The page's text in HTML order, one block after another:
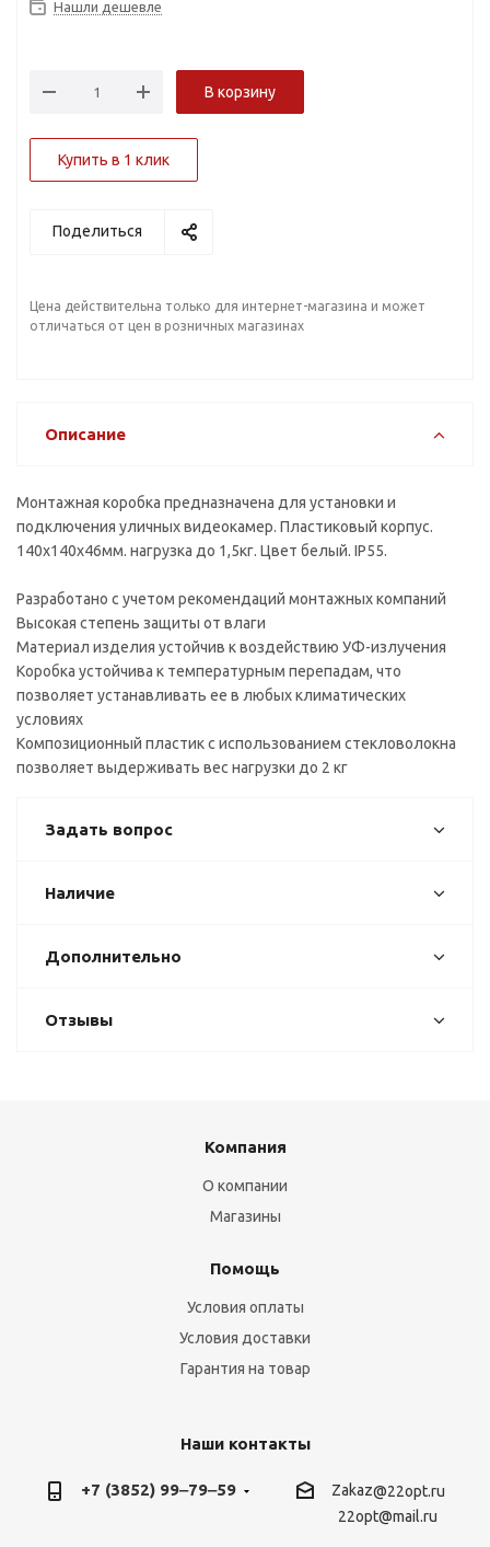
Нашли дешевле
В корзину
Купить в 1 клик
Поделиться
Цена действительна только для интернет-магазина и может
отличаться от цен в розничных магазинах
Описание
Монтажная коробка предназначена для установки и
подключения уличных видеокамер. Пластиковый корпус.
140х140х46мм. нагрузка до 1,5кг. Цвет белый. IP55.
Разработано с учетом рекомендаций монтажных компаний
Высокая степень защиты от влаги
Материал изделия устойчив к воздействию УФ-излучения
Коробка устойчива к температурным перепадам, что
позволяет устанавливать ее в любых климатических
условиях
Композиционный пластик с использованием стекловолокна
позволяет выдерживать вес нагрузки до 2 кг
Задать вопрос
Наличие
Дополнительно
Отзывы
Компания
О компании
Магазины
Помощь
Условия оплаты
Условия доставки
Гарантия на товар
Наши контакты
+7 (3852) 99‒79‒59 Zakaz@22opt.ru
22opt@mail.ru